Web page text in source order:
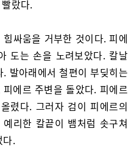
랐다.
싸움을 거부한 것이다. 피에
도는 손을 노려보았다. 칼날
발아래에서 철편이 부딪히는
에르 주변을 돌았다. 피에르
렸다. 그러자 검이 피에르의
리한 칼끝이 뱀처럼 솟구쳐
다.